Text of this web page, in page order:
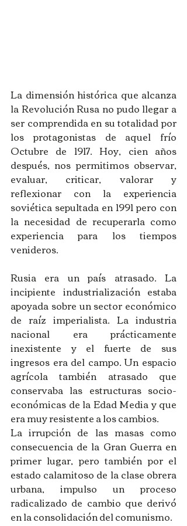
La dimensión histórica que alcanza
la Revolución Rusa no pudo llegar a
ser comprendida en su totalidad por
los protagonistas de aquel frío
Octubre de 1917. Hoy, cien años
después, nos permitimos observar,
evaluar, criticar, valorar y
reflexionar con la experiencia
soviética sepultada en 1991 pero con
la necesidad de recuperarla como
experiencia para los tiempos
venideros.
Rusia era un país atrasado. La
incipiente industrialización estaba
apoyada sobre un sector económico
de raíz imperialista. La industria
nacional era prácticamente
inexistente y el fuerte de sus
ingresos era del campo. Un espacio
agrícola también atrasado que
conservaba las estructuras socio-
económicas de la Edad Media y que
era muy resistente a los cambios.
La irrupción de las masas como
consecuencia de la Gran Guerra en
primer lugar, pero también por el
estado calamitoso de la clase obrera
urbana, impulso un proceso
radicalizado de cambio que derivó
en la consolidación del comunismo.